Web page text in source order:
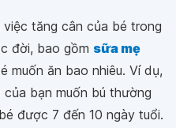
tăng cân của bé trong
đời, bao gồm sữa mẹ
muốn ăn bao nhiêu. Ví dụ,
bạn muốn bú thường
được 7 đến 10 ngày tuổi.